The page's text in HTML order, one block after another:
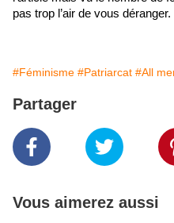
pas trop l’air de vous déranger.
#Féminisme #Patriarcat #All
Partager
Vous aimerez aussi